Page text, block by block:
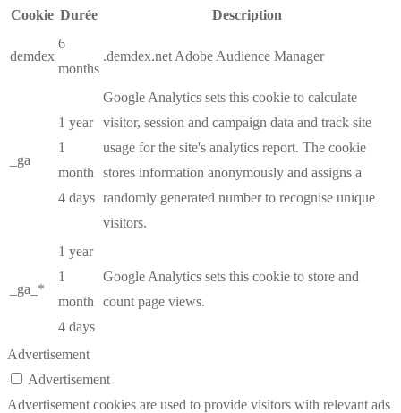
Cookie Durée Description
demdex
6
months
.demdex.net Adobe Audience Manager
_ga
1 year
1
month
4 days
Google Analytics sets this cookie to calculate
visitor, session and campaign data and track site
usage for the site's analytics report. The cookie
stores information anonymously and assigns a
randomly generated number to recognise unique
visitors.
_ga_*
1 year
1
month
4 days
Google Analytics sets this cookie to store and
count page views.
Advertisement
Advertisement
Advertisement cookies are used to provide visitors with relevant ads